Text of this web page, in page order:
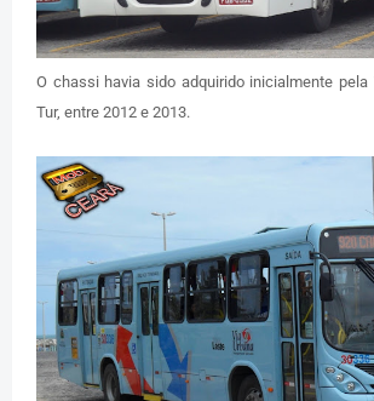
O chassi havia sido adquirido inicialmente pela
Tur, entre 2012 e 2013.